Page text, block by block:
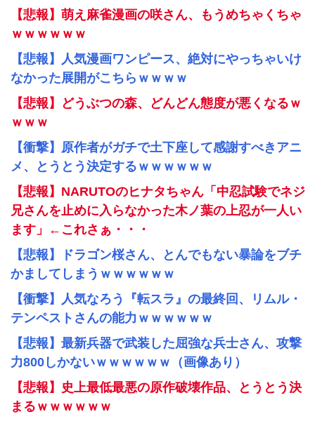
【悲報】萌え麻雀漫画の咲さん、もうめちゃくちゃ
ｗｗｗｗｗｗ
【悲報】人気漫画ワンピース、絶対にやっちゃいけ
なかった展開がこちらｗｗｗｗ
【悲報】どうぶつの森、どんどん態度が悪くなるｗ
ｗｗｗ
【衝撃】原作者がガチで土下座して感謝すべきアニ
メ、とうとう決定するｗｗｗｗｗｗ
【悲報】NARUTOのヒナタちゃん「中忍試験でネジ
兄さんを止めに入らなかった木ノ葉の上忍が一人い
ます」←これさぁ・・・
【悲報】ドラゴン桜さん、とんでもない暴論をブチ
かましてしまうｗｗｗｗｗｗ
【衝撃】人気なろう『転スラ』の最終回、リムル・
テンペストさんの能力ｗｗｗｗｗｗ
【悲報】最新兵器で武装した屈強な兵士さん、攻撃
力800しかないｗｗｗｗｗｗ（画像あり）
【悲報】史上最低最悪の原作破壊作品、とうとう決
まるｗｗｗｗｗｗ